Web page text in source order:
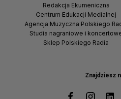
Znajdziesz
Redakcja Ekumeniczna
Centrum Edukacji Medialnej
Agencja Muzyczna Polskiego
Studia nagraniowe i
Sklep Polskiego Radia